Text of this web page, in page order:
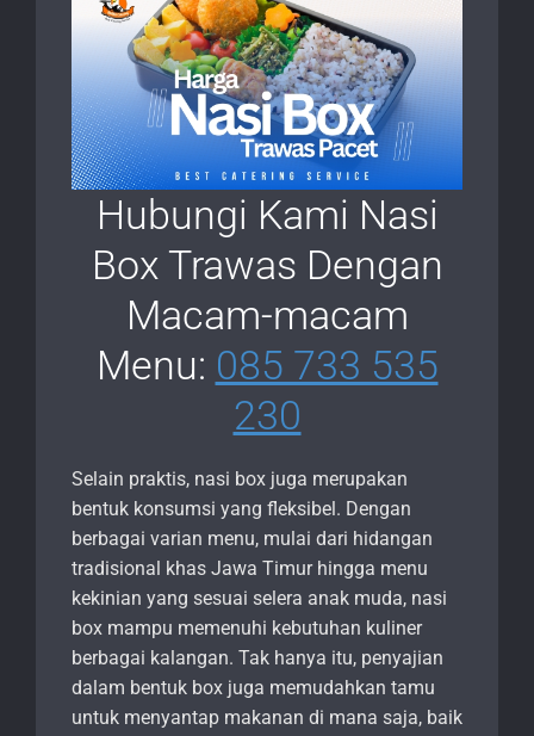
Hubungi Kami Nasi
Box Trawas Dengan
Macam-macam
Menu: 085 733 535
230
Selain praktis, nasi box juga merupakan
bentuk konsumsi yang fleksibel. Dengan
berbagai varian menu, mulai dari hidangan
tradisional khas Jawa Timur hingga menu
kekinian yang sesuai selera anak muda, nasi
box mampu memenuhi kebutuhan kuliner
berbagai kalangan. Tak hanya itu, penyajian
dalam bentuk box juga memudahkan tamu
untuk menyantap makanan di mana saja, baik